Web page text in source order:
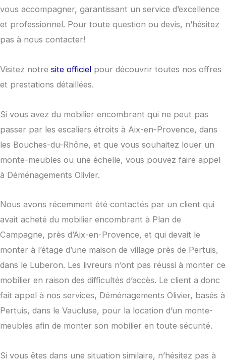
vous accompagner, garantissant un service d’excellence
et professionnel. Pour toute question ou devis, n’hésitez
pas à nous contacter!
Visitez notre site officiel pour découvrir toutes nos offres
et prestations détaillées.
Si vous avez du mobilier encombrant qui ne peut pas
passer par les escaliers étroits à Aix-en-Provence, dans
les Bouches-du-Rhône, et que vous souhaitez louer un
monte-meubles ou une échelle, vous pouvez faire appel
à Déménagements Olivier.
Nous avons récemment été contactés par un client qui
avait acheté du mobilier encombrant à Plan de
Campagne, près d’Aix-en-Provence, et qui devait le
monter à l’étage d’une maison de village près de Pertuis,
dans le Luberon. Les livreurs n’ont pas réussi à monter ce
mobilier en raison des difficultés d’accès. Le client a donc
fait appel à nos services, Déménagements Olivier, basés à
Pertuis, dans le Vaucluse, pour la location d’un monte-
meubles afin de monter son mobilier en toute sécurité.
Si vous êtes dans une situation similaire, n’hésitez pas à